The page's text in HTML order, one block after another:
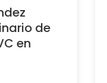
de
en